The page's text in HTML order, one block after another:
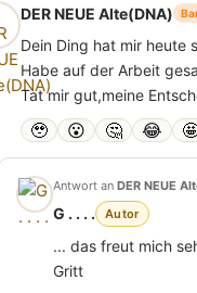
DER NEUE Alte(DNA)
Dein Ding hat mir heute
Habe auf der Arbeit
Tat mir gut,meine
🥹 😮 🤔 😂
Antwort an DER NEUE
G . . . . Autor
... das freut mich
Gritt